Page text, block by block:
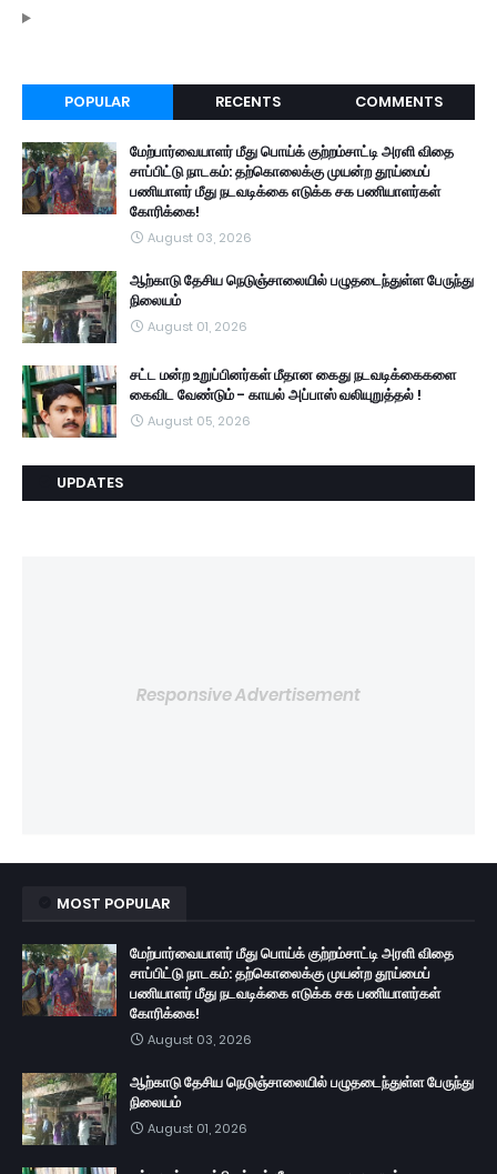
POPULAR RECENTS COMMENTS
மேற்பார்வையாளர் மீது பொய்க் குற்றம்சாட்டி அரளி விதை
சாப்பிட்டு நாடகம்: தற்கொலைக்கு முயன்ற தூய்மைப்
பணியாளர் மீது நடவடிக்கை எடுக்க சக பணியாளர்கள்
கோரிக்கை!
August 03, 2026
ஆற்காடு தேசிய நெடுஞ்சாலையில் பழுதடைந்துள்ள பேருந்து
நிலையம்
August 01, 2026
சட்ட மன்ற உறுப்பினர்கள் மீதான கைது நடவடிக்கைகளை
கைவிட வேண்டும் - காயல் அப்பாஸ் வலியுறுத்தல் !
August 05, 2026
UPDATES
Responsive Advertisement
MOST POPULAR
மேற்பார்வையாளர் மீது பொய்க் குற்றம்சாட்டி அரளி விதை
சாப்பிட்டு நாடகம்: தற்கொலைக்கு முயன்ற தூய்மைப்
பணியாளர் மீது நடவடிக்கை எடுக்க சக பணியாளர்கள்
கோரிக்கை!
August 03, 2026
ஆற்காடு தேசிய நெடுஞ்சாலையில் பழுதடைந்துள்ள பேருந்து
நிலையம்
August 01, 2026